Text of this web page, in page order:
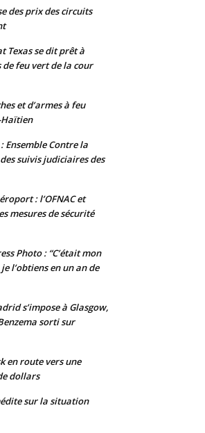
des prix des circuits
Texas se dit prêt à
feu vert de la cour
et d’armes à feu
Haïtien
Ensemble Contre la
suivis judiciaires des
: l’OFNAC et
mesures de sécurité
Photo : “C’était mon
l’obtiens en un an de
s’impose à Glasgow,
sorti sur
en route vers une
dollars
sur la situation